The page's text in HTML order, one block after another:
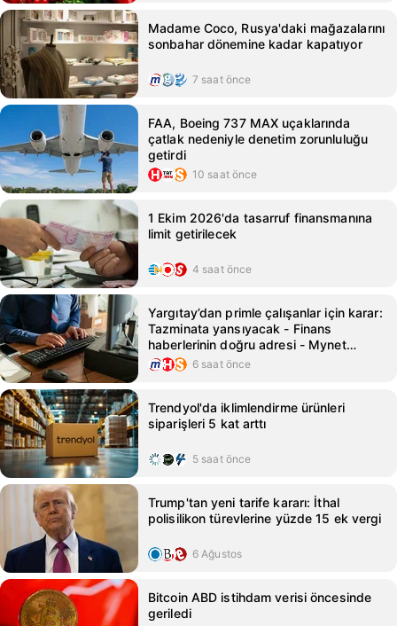
Madame Coco, Rusya'daki mağazalarını
sonbahar dönemine kadar kapatıyor
7 saat önce
FAA, Boeing 737 MAX uçaklarında
çatlak nedeniyle denetim zorunluluğu
getirdi
10 saat önce
1 Ekim 2026'da tasarruf finansmanına
limit getirilecek
4 saat önce
Yargıtay’dan primle çalışanlar için karar:
Tazminata yansıyacak - Finans
haberlerinin doğru adresi - Mynet
Finans Haber6 saat önce
Trendyol'da iklimlendirme ürünleri
siparişleri 5 kat arttı
5 saat önce
Trump'tan yeni tarife kararı: İthal
polisilikon türevlerine yüzde 15 ek vergi
6 Ağustos
Bitcoin ABD istihdam verisi öncesinde
geriledi